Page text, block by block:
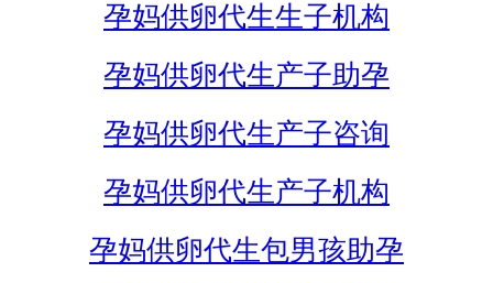
孕妈供卵代生生子机构
孕妈供卵代生产子助孕
孕妈供卵代生产子咨询
孕妈供卵代生产子机构
孕妈供卵代生包男孩助孕